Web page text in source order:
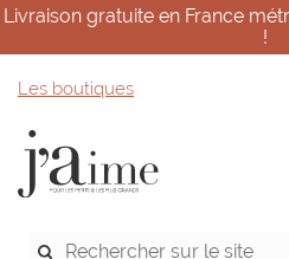
Livraison gratuite en France
!
Les boutiques